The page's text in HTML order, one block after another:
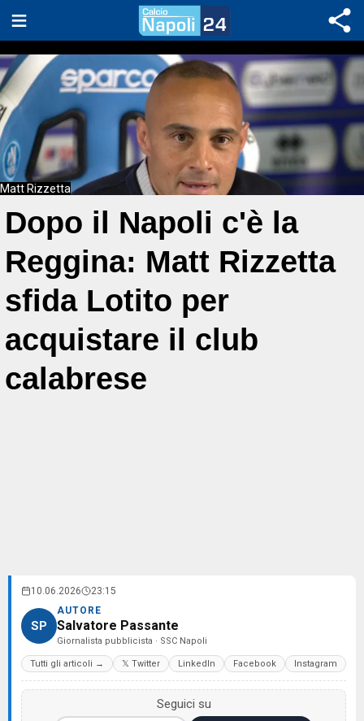
Matt Rizzetta
Dopo il Napoli c'è la
Reggina: Matt Rizzetta
sfida Lotito per
acquistare il club
calabrese
10.06.2026 23:15
SP
AUTORE
Salvatore Passante
Giornalista pubblicista · SSC Napoli
Tutti gli articoli → 𝕏 Twitter LinkedIn Facebook Instagram
Seguici su